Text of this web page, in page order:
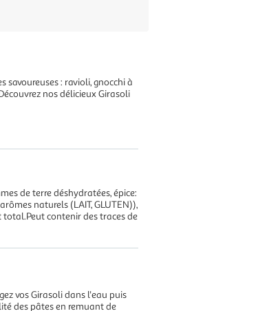
savoureuses : ravioli, gnocchi à
nos délicieux Girasoli
de terre déshydratées, épice:
naturels (LAIT, GLUTEN)),
total.Peut contenir des traces de
vos Girasoli dans l'eau puis
des pâtes en remuant de